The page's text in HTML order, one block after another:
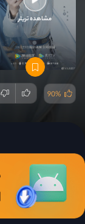
مشاهده تریلر
90%